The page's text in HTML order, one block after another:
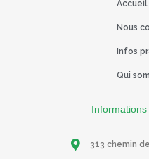
Accueil
Nous
Infos
Qui
313 chemin